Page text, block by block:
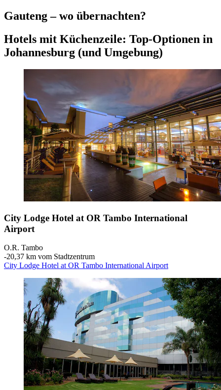
Gauteng – wo übernachten?
Hotels mit Küchenzeile: Top-Optionen in
Johannesburg (und Umgebung)
City Lodge Hotel at OR Tambo International
Airport
O.R. Tambo
‐20,37 km vom Stadtzentrum
City Lodge Hotel at OR Tambo International Airport